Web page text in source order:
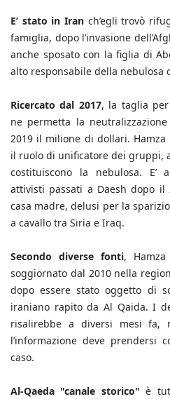
E’ stato in Iran ch’egli trovò
famiglia, dopo l’invasione
anche sposato con la figlia di
alto responsabile della nebulosa
Ricercato dal 2017, la taglia per
ne permetta la
2019 il milione di dollari.
il ruolo di unificatore dei gruppi,
costituiscono la nebulosa. E’
attivisti passati a Daesh dopo il
casa madre, delusi per la
a cavallo tra Siria e Iraq.
Secondo diverse fonti, Hamza
soggiornato dal 2010 nella
dopo essere stato oggetto di
iraniano rapito da Al Qaida. I
risalirebbe a diversi mesi fa,
l’informazione deve prendersi
caso.
Al-Qaeda "canale storico" è